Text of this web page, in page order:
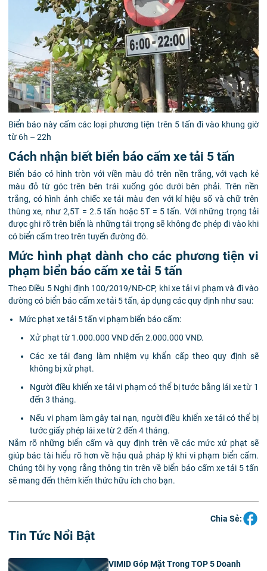
Biển báo này cấm các loại phương tiện trên 5 tấn đi vào khung giờ
từ 6h – 22h
Cách nhận biết biển báo cấm xe tải 5 tấn
Biển báo có hình tròn với viền màu đỏ trên nền trắng, với vạch kẻ
màu đỏ từ góc trên bên trái xuống góc dưới bên phải. Trên nền
trắng, có hình ảnh chiếc xe tải màu đen với kí hiệu số và chữ trên
thùng xe, như 2,5T = 2.5 tấn hoặc 5T = 5 tấn. Với những trọng tải
được ghi rõ trên biển là những tải trọng sẽ không đc phép đi vào khi
có biển cấm treo trên tuyến đường đó.
Mức hình phạt dành cho các phương tiện vi
phạm biển báo cấm xe tải 5 tấn
Theo Điều 5 Nghị định 100/2019/NĐ-CP, khi xe tải vi phạm và đi vào
đường có biển báo cấm xe tải 5 tấn, áp dụng các quy định như sau:
Mức phạt xe tải 5 tấn vi phạm biển báo cấm:
Xử phạt từ 1.000.000 VND đến 2.000.000 VND.
Các xe tải đang làm nhiệm vụ khẩn cấp theo quy định sẽ
không bị xử phạt.
Người điều khiển xe tải vi phạm có thể bị tước bằng lái xe từ 1
đến 3 tháng.
Nếu vi phạm làm gây tai nạn, người điều khiển xe tải có thể bị
tước giấy phép lái xe từ 2 đến 4 tháng.
Nắm rõ những biển cấm và quy định trên về các mức xử phạt sẽ
giúp bác tài hiểu rõ hơn về hậu quả pháp lý khi vi phạm biển cấm.
Chúng tôi hy vọng rằng thông tin trên về biển báo cấm xe tải 5 tấn
sẽ mang đến thêm kiến thức hữu ích cho bạn.
Chia Sẻ:
Tin Tức Nổi Bật
VIMID Góp Mặt Trong TOP 5 Doanh